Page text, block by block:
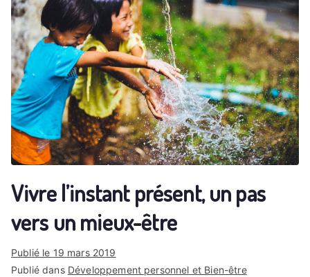
Vivre l’instant présent, un pas
vers un mieux-être
Publié le 19 mars 2019
Publié dans Développement personnel et Bien-être